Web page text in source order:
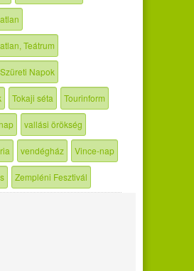
Teátrum
Napok
Tokaji séta Tourinform
vallási örökség
vendégház Vince-nap
Zempléni Fesztivál